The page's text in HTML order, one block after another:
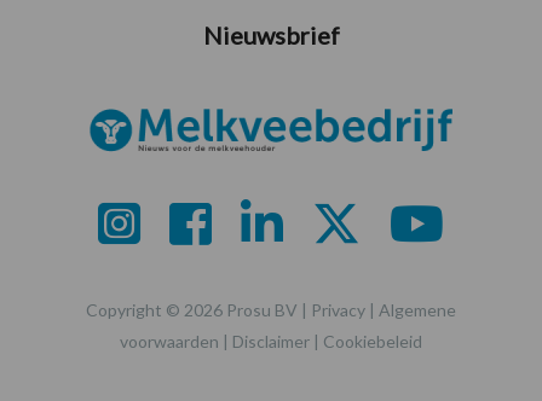
Nieuwsbrief
Copyright © 2026 Prosu BV | Privacy | Algemene
voorwaarden | Disclaimer | Cookiebeleid